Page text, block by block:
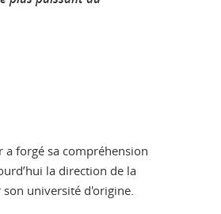
a forgé sa compréhension
la direction de la
université d'origine.